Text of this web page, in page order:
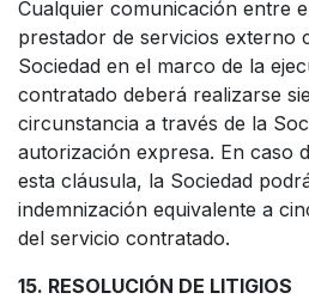
Cualquier comunicación entre
prestador de servicios externo
Sociedad en el marco de la
contratado deberá realizarse
circunstancia a través de la
autorización expresa. En caso
esta cláusula, la Sociedad
indemnización equivalente a
del servicio contratado.
15. RESOLUCIÓN DE LITIGIOS